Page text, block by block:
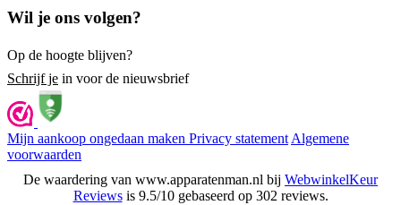
Wil je ons volgen?
Op de hoogte blijven?
Schrijf je in voor de nieuwsbrief
Mijn aankoop ongedaan maken Privacy statement Algemene
voorwaarden
De waardering van www.apparatenman.nl bij WebwinkelKeur
Reviewsis 9.5/10 gebaseerd op 302 reviews.